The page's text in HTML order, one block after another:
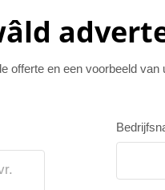
offerte en een voorbeeld van